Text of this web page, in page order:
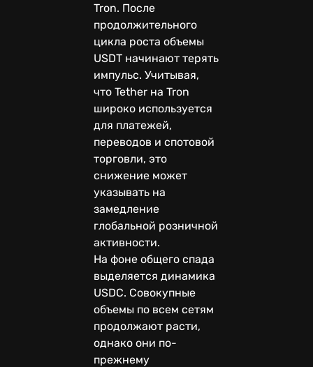
Tron. После
продолжительного
цикла роста объемы
USDT начинают терять
импульс. Учитывая,
что Tether на Tron
широко используется
для платежей,
переводов и спотовой
торговли, это
снижение может
указывать на
замедление
глобальной розничной
активности.
На фоне общего спада
выделяется динамика
USDC. Совокупные
объемы по всем сетям
продолжают расти,
однако они по-
прежнему